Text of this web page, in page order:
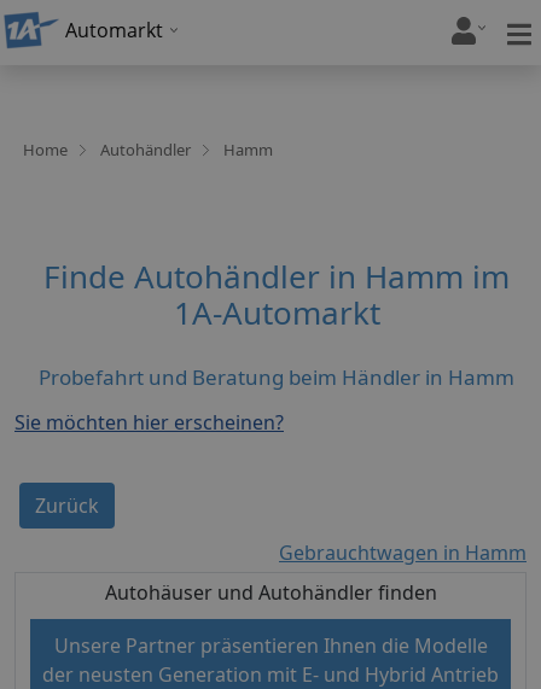
Automarkt
Home Autohändler Hamm
Finde Autohändler in Hamm im
1A-Automarkt
Probefahrt und Beratung beim Händler in Hamm
Sie möchten hier erscheinen?
Zurück
Gebrauchtwagen in Hamm
Autohäuser und Autohändler finden
Unsere Partner präsentieren Ihnen die Modelle
der neusten Generation mit E- und Hybrid Antrieb